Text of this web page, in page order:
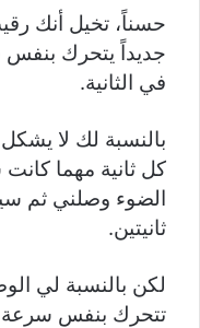
حسناً، تخيل أنك
جديداً يتحرك
في الثانية.
بالنسبة لك لا
كل ثانية مهما
الضوء وصلني ثم
ثانيتين.
لكن بالنسبة لي
تتحرك بنفس سرعة